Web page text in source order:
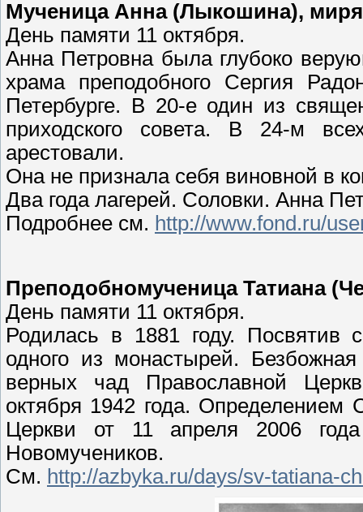
Мученица Анна (Лыкошина),
День памяти 11 октября.
Анна Петровна была глубоко
храма преподобного Сергия
Петербурге. В 20-е один из
приходского совета. В 24-м
арестовали.
Она не признала себя виновной в
Два года лагерей. Соловки. Анна
Подробнее см. http://www.fond.ru/
Преподобномученица Татиана
День памяти 11 октября.
Родилась в 1881 году. Посвятив
одного из монастырей.
верных чад Православной
октября 1942 года. Определением
Церкви от 11 апреля 2006
Новомучеников.
См. http://azbyka.ru/days/sv-tatiana-